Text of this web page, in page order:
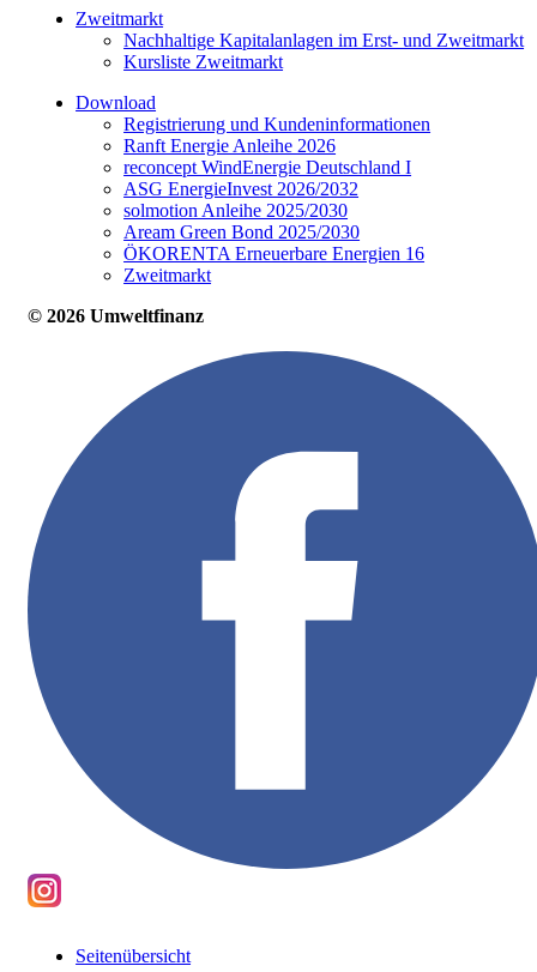
Zweitmarkt
Nachhaltige Kapitalanlagen im Erst- und Zweitmarkt
Kursliste Zweitmarkt
Download
Registrierung und Kundeninformationen
Ranft Energie Anleihe 2026
reconcept WindEnergie Deutschland I
ASG EnergieInvest 2026/2032
solmotion Anleihe 2025/2030
Aream Green Bond 2025/2030
ÖKORENTA Erneuerbare Energien 16
Zweitmarkt
© 2026 Umweltfinanz
Seitenübersicht